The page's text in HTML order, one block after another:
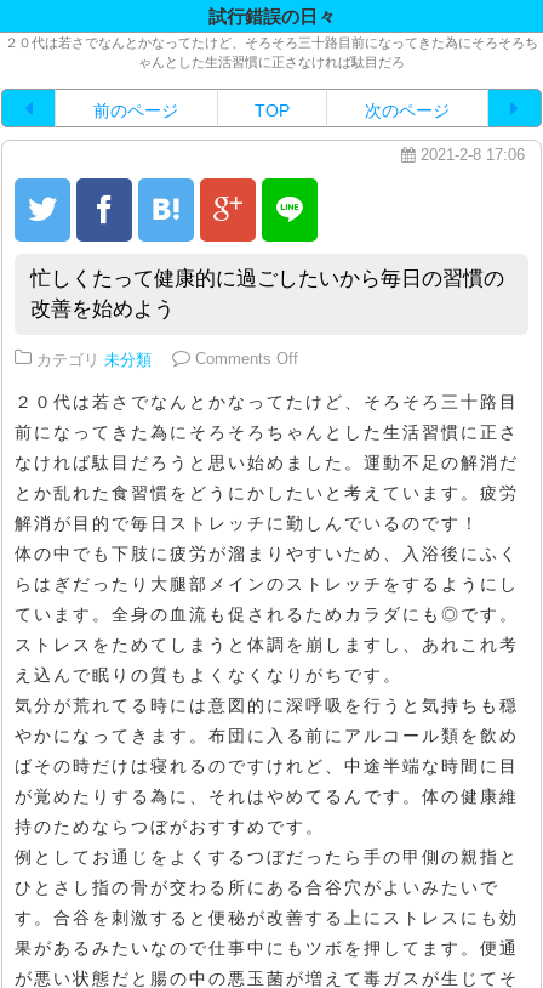
試行錯誤の日々
２０代は若さでなんとかなってたけど、そろそろ三十路目前になってきた為にそろそろち
ゃんとした生活習慣に正さなければ駄目だろ
前のページ TOP 次のページ
2021-2-8 17:06
忙しくたって健康的に過ごしたいから毎日の習慣の
改善を始めよう
カテゴリ 未分類 Comments Offon 忙しくたって健康的に過ごし
２０代は若さでなんとかなってたけど、そろそろ三十路目
前になってきた為にそろそろちゃんとした生活習慣に正さ
なければ駄目だろうと思い始めました。運動不足の解消だ
とか乱れた食習慣をどうにかしたいと考えています。疲労
解消が目的で毎日ストレッチに勤しんでいるのです！
体の中でも下肢に疲労が溜まりやすいため、入浴後にふく
らはぎだったり大腿部メインのストレッチをするようにし
ています。全身の血流も促されるためカラダにも◎です。
ストレスをためてしまうと体調を崩しますし、あれこれ考
え込んで眠りの質もよくなくなりがちです。
気分が荒れてる時には意図的に深呼吸を行うと気持ちも穏
やかになってきます。布団に入る前にアルコール類を飲め
ばその時だけは寝れるのですけれど、中途半端な時間に目
が覚めたりする為に、それはやめてるんです。体の健康維
持のためならつぼがおすすめです。
例としてお通じをよくするつぼだったら手の甲側の親指と
ひとさし指の骨が交わる所にある合谷穴がよいみたいで
す。合谷を刺激すると便秘が改善する上にストレスにも効
果があるみたいなので仕事中にもツボを押してます。便通
が悪い状態だと腸の中の悪玉菌が増えて毒ガスが生じてそ